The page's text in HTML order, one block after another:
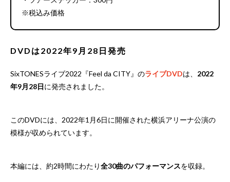
※税込み価格
DVDは2022年9月28日発売
SixTONESライブ2022『Feel da CITY』のライブDVDは、 2022
年9月28日に発売されました。
このDVDには、2022年1月6日に開催された横浜アリーナ公演の
模様が収められています。
本編には、約2時間にわたり全30曲のパフォーマンスを収録。